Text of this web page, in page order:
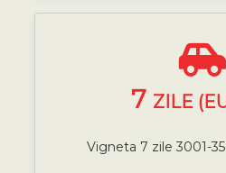
7 ZILE
Vigneta 7 zile 3001-